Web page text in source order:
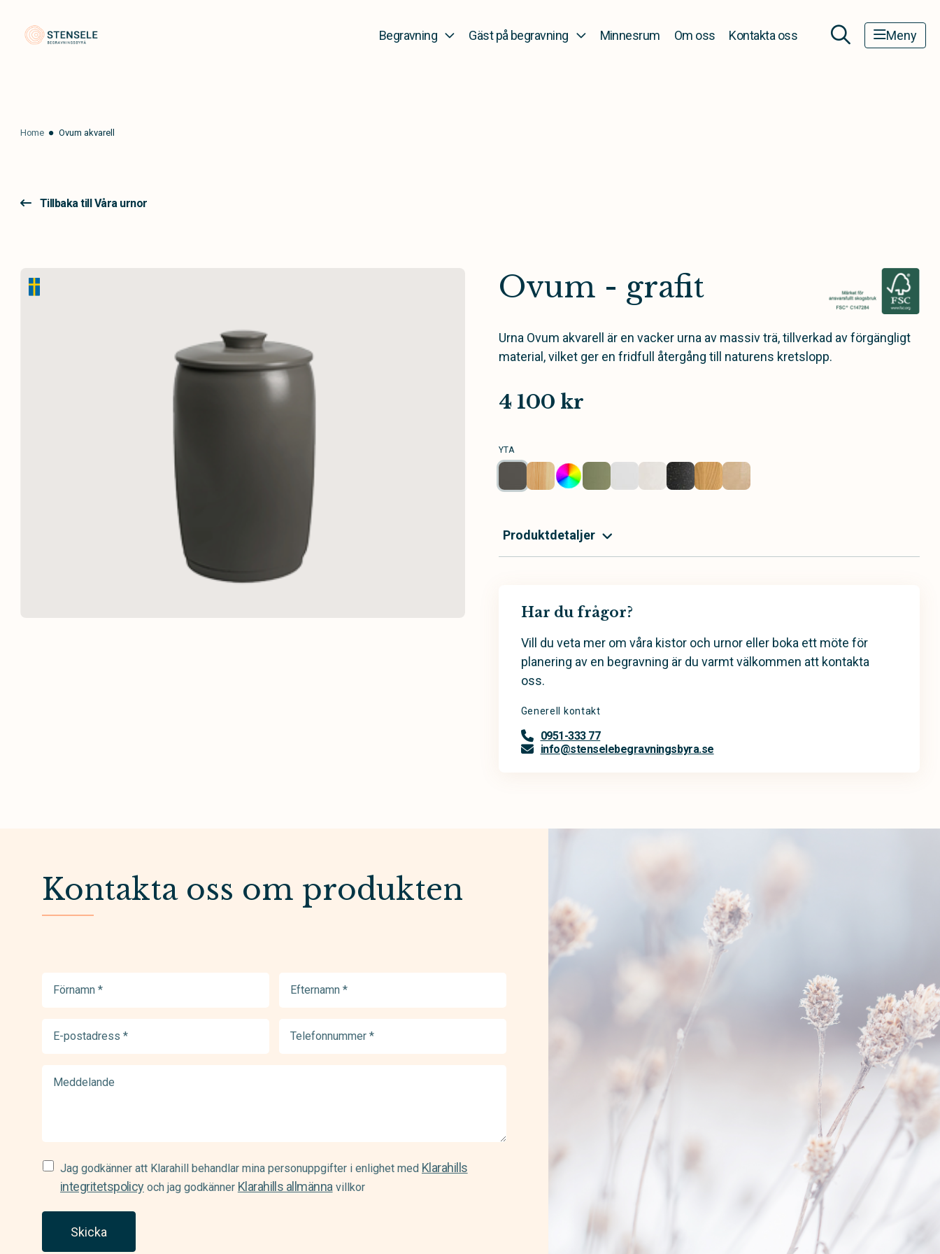
Begravning Gäst på begravning Minnesrum Om oss Kontakta oss Meny
Home Ovum akvarell
Tillbaka till Våra urnor
Ovum - grafit
Urna Ovum akvarell är en vacker urna av massiv trä, tillverkad av förgängligt
material, vilket ger en fridfull återgång till naturens kretslopp.
4 100 kr
YTA
Produktdetaljer
Har du frågor?
Vill du veta mer om våra kistor och urnor eller boka ett möte för
planering av en begravning är du varmt välkommen att kontakta
oss.
Generell kontakt
0951-333 77
info@stenselebegravningsbyra.se
Kontakta oss om produkten
postadress
Samtycke
(Required)
Jag godkänner att Klarahill behandlar mina personuppgifter i enlighet med Klarahills
integritetspolicyoch jag godkänner Klarahills allmännavillkor
Skicka